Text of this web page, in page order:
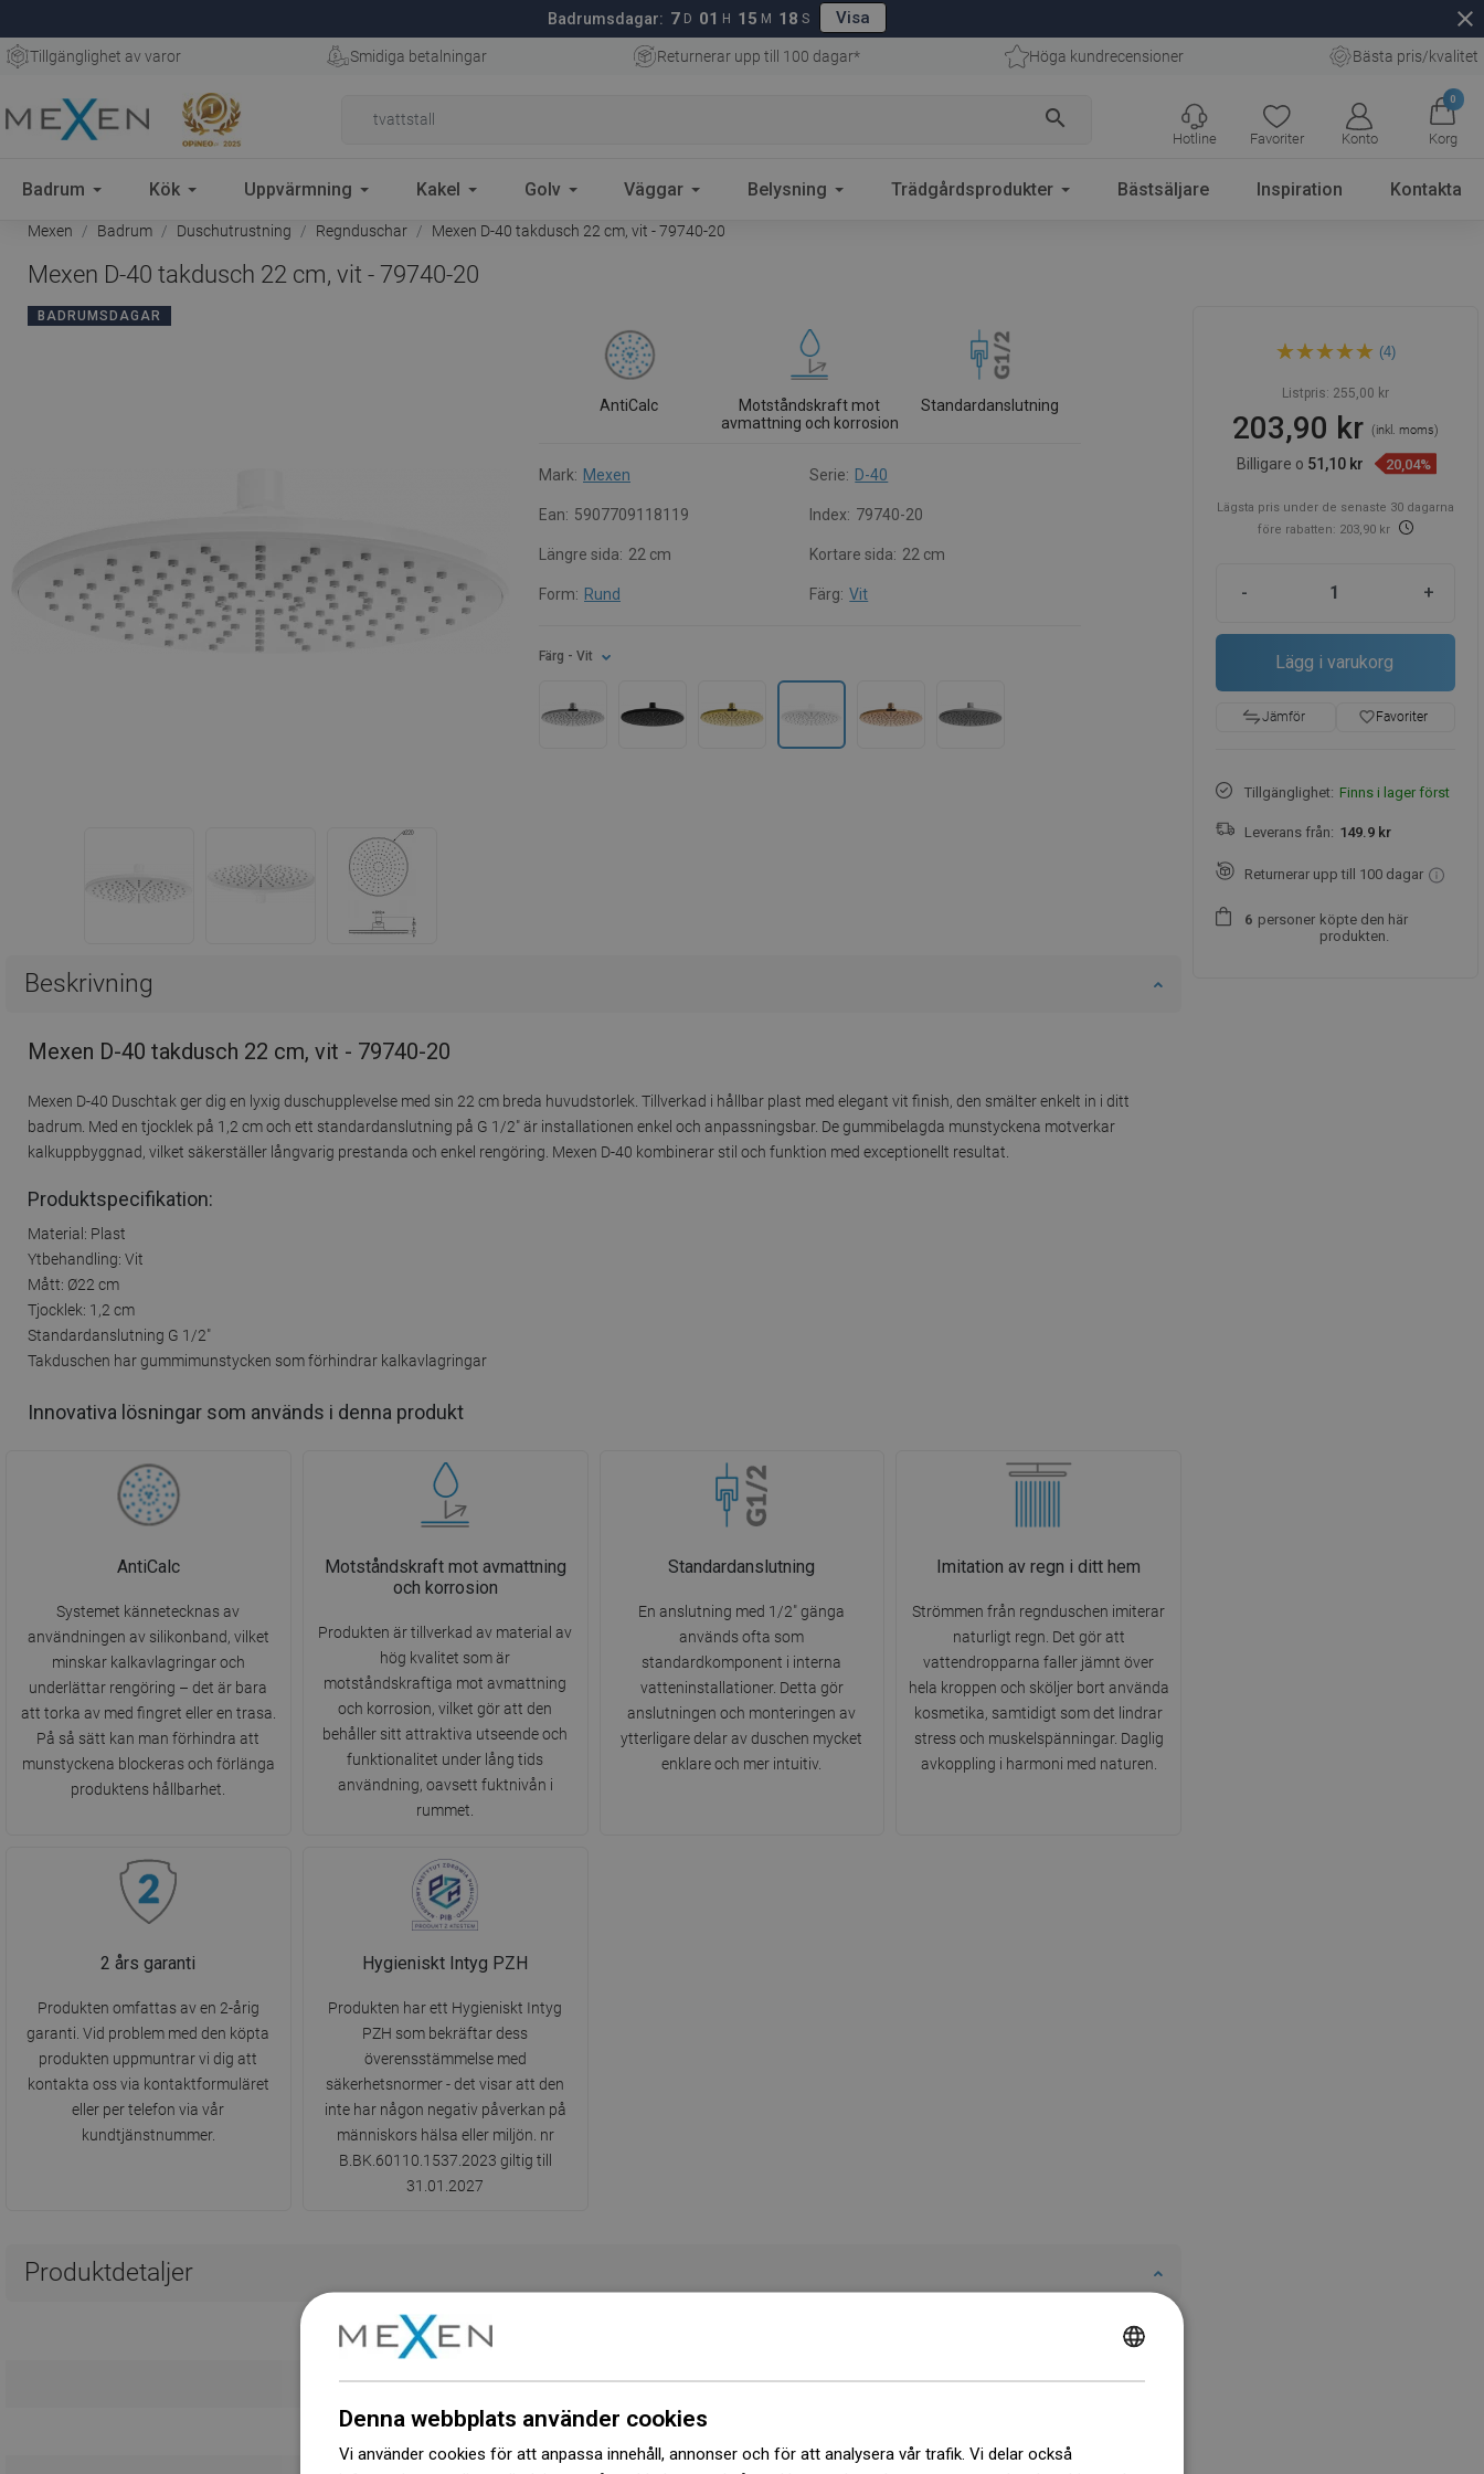
Badrumsdagar: 7 D 01 H 15 M 17 S Visa close
Tillgänglighet av varor Smidiga betalningar Returnerar upp till 100 dagar* Höga kundrecensioner Bästa pris/kvalitet
search
Favoriter Konto
0
Korg
Hotline
Badrum Kök Uppvärmning Kakel Golv Väggar Belysning Trädgårdsprodukter Bästsäljare Inspiration Kontakta
Mexen Badrum Duschutrustning Regnduschar Mexen D-40 takdusch 22 cm, vit - 79740-20
Mexen D-40 takdusch 22 cm, vit - 79740-20
BADRUMSDAGAR
AntiCalc
Motståndskraft mot
avmattning och korrosion
Standardanslutning
Mark: Mexen Serie: D-40
Ean: 5907709118119 Index: 79740-20
Längre sida: 22 cm Kortare sida: 22 cm
Form: Rund Färg: Vit
Färg - Vit
Beskrivning
Mexen D-40 takdusch 22 cm, vit - 79740-20
Mexen D-40 Duschtak ger dig en lyxig duschupplevelse med sin 22 cm breda huvudstorlek. Tillverkad i hållbar plast med elegant vit finish, den smälter enkelt in i ditt
badrum. Med en tjocklek på 1,2 cm och ett standardanslutning på G 1/2" är installationen enkel och anpassningsbar. De gummibelagda munstyckena motverkar
kalkuppbyggnad, vilket säkerställer långvarig prestanda och enkel rengöring. Mexen D-40 kombinerar stil och funktion med exceptionellt resultat.
Produktspecifikation:
Material: Plast
Ytbehandling: Vit
Mått: Ø22 cm
Tjocklek: 1,2 cm
Standardanslutning G 1/2"
Takduschen har gummimunstycken som förhindrar kalkavlagringar
Innovativa lösningar som används i denna produkt
AntiCalc
Systemet kännetecknas av
användningen av silikonband, vilket
minskar kalkavlagringar och
underlättar rengöring – det är bara
att torka av med fingret eller en trasa.
På så sätt kan man förhindra att
munstyckena blockeras och förlänga
produktens hållbarhet.
Motståndskraft mot avmattning
och korrosion
Produkten är tillverkad av material av
hög kvalitet som är
motståndskraftiga mot avmattning
och korrosion, vilket gör att den
behåller sitt attraktiva utseende och
funktionalitet under lång tids
användning, oavsett fuktnivån i
rummet.
Standardanslutning
En anslutning med 1/2" gänga
används ofta som
standardkomponent i interna
vatteninstallationer. Detta gör
anslutningen och monteringen av
ytterligare delar av duschen mycket
enklare och mer intuitiv.
Imitation av regn i ditt hem
Strömmen från regnduschen imiterar
naturligt regn. Det gör att
vattendropparna faller jämnt över
hela kroppen och sköljer bort använda
kosmetika, samtidigt som det lindrar
stress och muskelspänningar. Daglig
avkoppling i harmoni med naturen.
2 års garanti
Produkten omfattas av en 2-årig
garanti. Vid problem med den köpta
produkten uppmuntrar vi dig att
kontakta oss via kontaktformuläret
eller per telefon via vår
kundtjänstnummer.
Hygieniskt Intyg PZH
Produkten har ett Hygieniskt Intyg
PZH som bekräftar dess
överensstämmelse med
säkerhetsnormer - det visar att den
inte har någon negativ påverkan på
människors hälsa eller miljön. nr
B.BK.60110.1537.2023 giltig till
31.01.2027
Produktdetaljer
Längre sida 22 cm
Kortare sida 22 cm
Mexen D-40 takdusch 22 cm,
vit - 79740-20
(4)
Listpris: 255,00 kr
203,90 kr(inkl. moms)
Billigare o 51,10 kr 20,04%
Lägsta pris under de senaste 30 dagarna
före rabatten: 203,90 kr
- +
Lägg i varukorg
Jämför favorite_borderFavoriter
Tillgänglighet: Finns i lager först
Leverans från: 149.9 kr
Returnerar upp till 100 dagar
6 personer köpte den här
produkten.
Denna webbplats använder cookies
Vi använder cookies för att anpassa innehåll, annonser och för att analysera vår trafik. Vi delar också